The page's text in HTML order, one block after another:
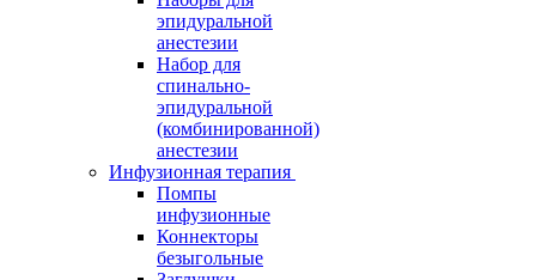
эпидуральной
анестезии
Набор для
спинально-
эпидуральной
(комбинированной)
анестезии
Инфузионная терапия
Помпы
инфузионные
Коннекторы
безыгольные